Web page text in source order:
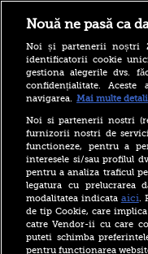
Nouă ne pasă ca
Noi și partenerii noștri
identificatorii cookie
gestiona alegerile dvs.
confidențialitate.
navigarea. Mai multe
Noi si partenerii nostri
furnizorii nostri de
functioneze, pentru a
interesele si/sau profilul
pentru a analiza traficul
legatura cu prelucrarea
modalitatea indicata aici.
de tip Cookie, care
catre Vendor-ii cu care
puteti schimba
pentru functionarea